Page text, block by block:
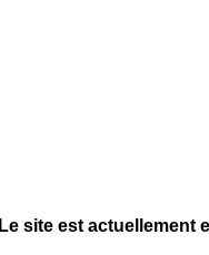
Le site est actuellement